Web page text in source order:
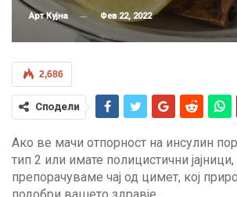
Арт Кујна Фев 22, 2022
2,686
Сподели
Aко ве мачи отпорност на инсулин
тип 2 или имате полицистични
препорачуваме чај од цимет, кој